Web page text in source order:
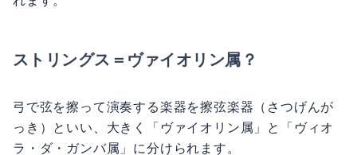
ストリングス＝ヴァイオリン属？
弓で弦を擦って演奏する楽器を擦弦楽器（さつげんが
っき）といい、大きく「ヴァイオリン属」と「ヴィオ
ラ・ダ・ガンバ属」に分けられます。